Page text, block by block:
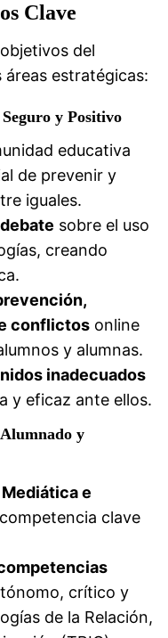
Clave
del
estratégicas:
y Positivo
educativa
de prevenir y
iguales.
sobre el uso
creando
conflictos online
y alumnas.
inadecuados
y eficaz ante ellos.
y
e
clave
crítico y
de la Relación,